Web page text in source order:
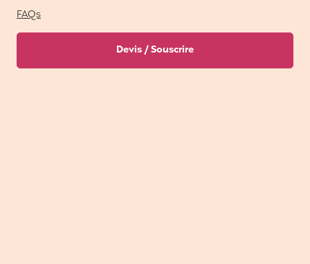
FAQs
Devis / Souscrire